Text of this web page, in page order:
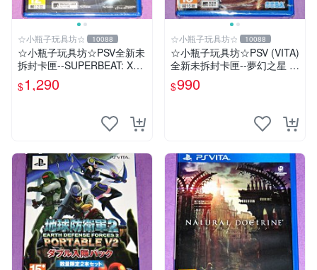
☆小瓶子玩具坊☆ 10088
☆小瓶子玩具坊☆PSV全新未
拆封卡匣--SUPERBEAT: XO
NiC 中文版
$1,290
☆小瓶子玩具坊☆ 10088
☆小瓶子玩具坊☆PSV (VITA)
全新未拆封卡匣--夢幻之星 N
OVA (亞版日文版)
$990